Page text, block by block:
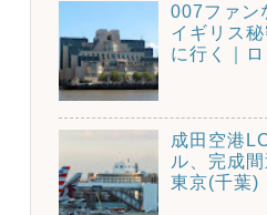
007ファン
イギリス
に行く｜
成田空港
ル、完成
東京(千葉)